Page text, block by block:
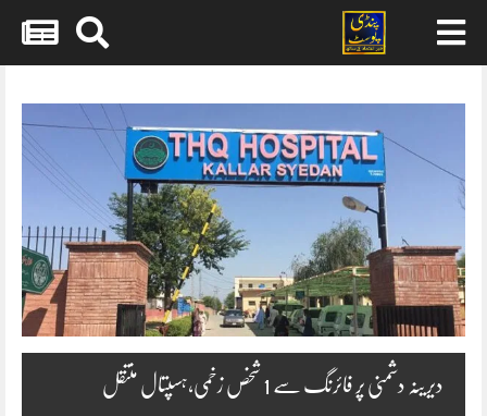
content
دیرینہ دشمنی پر فائرنگ سے 1 شخص زخمی،ہسپتال منتقل